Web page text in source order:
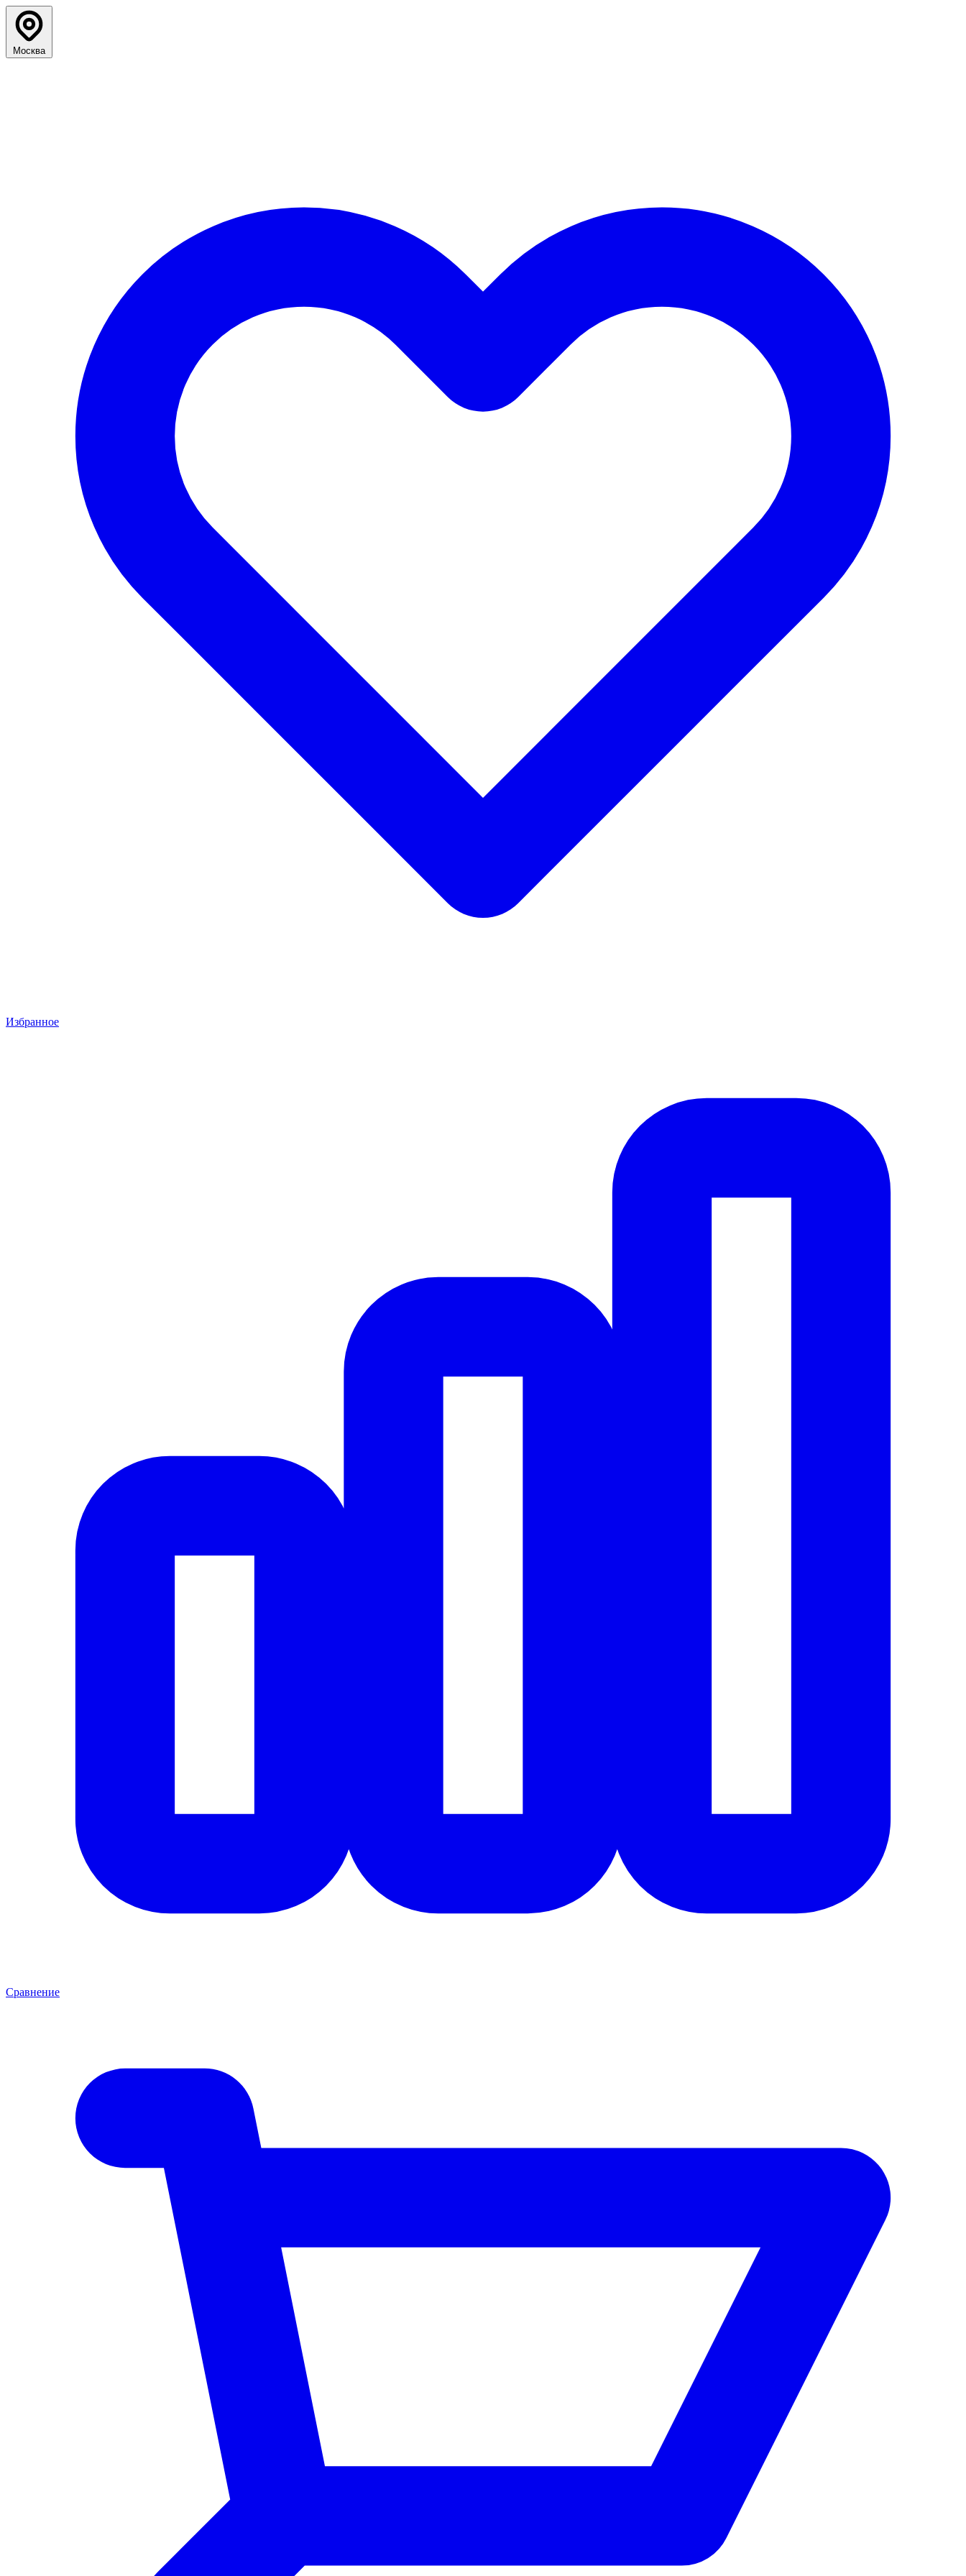
Москва
Избранное
Сравнение